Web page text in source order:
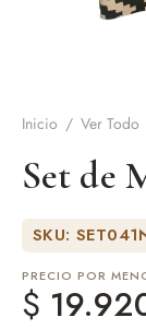
Inicio / Ver Todo
Set de
SKU:
PRECIO POR
$
y accesorios